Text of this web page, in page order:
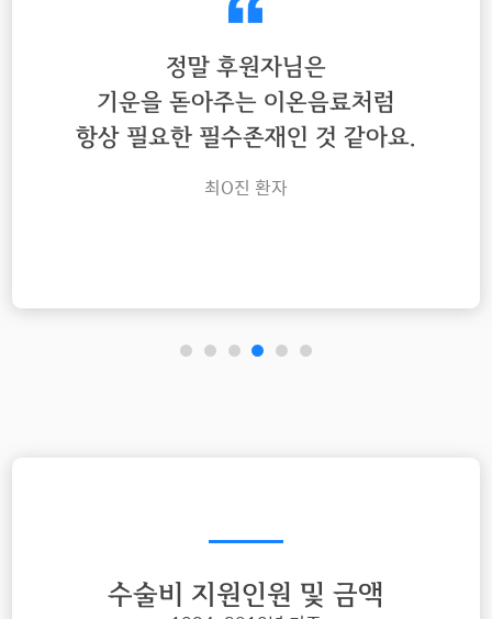
끝날 것 같던 은후의 이야기,
어떻게 이어질 수 있었을까요?
정말 후원자님은
기운을 돋아주는 이온음료처럼
항상 필요한 필수존재인 것 같아요.
최O진 환자
수술비 지원인원 및 금액